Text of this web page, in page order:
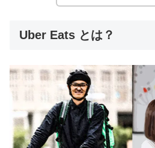
Uber Eats とは？